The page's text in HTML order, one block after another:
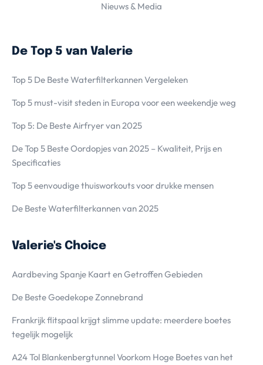
Nieuws & Media
De Top 5 van Valerie
Top 5 De Beste Waterfilterkannen Vergeleken
Top 5 must-visit steden in Europa voor een weekendje weg
Top 5: De Beste Airfryer van 2025
De Top 5 Beste Oordopjes van 2025 – Kwaliteit, Prijs en
Specificaties
Top 5 eenvoudige thuisworkouts voor drukke mensen
De Beste Waterfilterkannen van 2025
Valerie's Choice
Aardbeving Spanje Kaart en Getroffen Gebieden
De Beste Goedekope Zonnebrand
Frankrijk flitspaal krijgt slimme update: meerdere boetes
tegelijk mogelijk
A24 Tol Blankenbergtunnel Voorkom Hoge Boetes van het